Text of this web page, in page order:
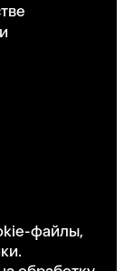
файлы,